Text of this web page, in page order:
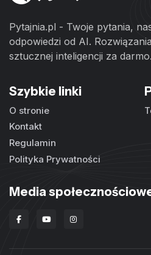
Pytajnia.pl - Twoje pytania,
odpowiedzi od AI.
sztucznej inteligencji za darmo.
Szybkie linki
O stronie
Kontakt
Regulamin
Polityka Prywatności
Media